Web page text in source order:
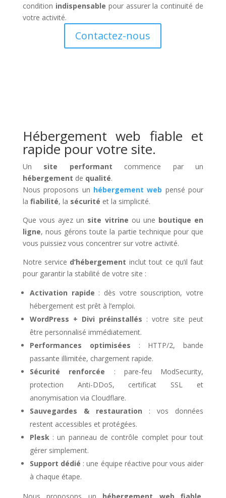
condition indispensable pour assurer la continuité de
votre activité.
Contactez-nous
Hébergement web fiable et
rapide pour votre site.
Un site performant commence par un
hébergement de qualité.
Nous proposons un hébergement web pensé pour
la fiabilité, la sécurité et la simplicité.
Que vous ayez un site vitrine ou une boutique en
ligne, nous gérons toute la partie technique pour que
vous puissiez vous concentrer sur votre activité.
Notre service d’hébergement inclut tout ce qu’il faut
pour garantir la stabilité de votre site :
Activation rapide : dès votre souscription, votre
hébergement est prêt à l’emploi.
WordPress + Divi préinstallés : votre site peut
être personnalisé immédiatement.
Performances optimisées : HTTP/2, bande
passante illimitée, chargement rapide.
Sécurité renforcée : pare-feu ModSecurity,
protection Anti-DDoS, certificat SSL et
anonymisation via Cloudflare.
Sauvegardes & restauration : vos données
restent accessibles et protégées.
Plesk: un panneau de contrôle complet pour tout
gérer simplement.
Support dédié : une équipe réactive pour vous aider
à chaque étape.